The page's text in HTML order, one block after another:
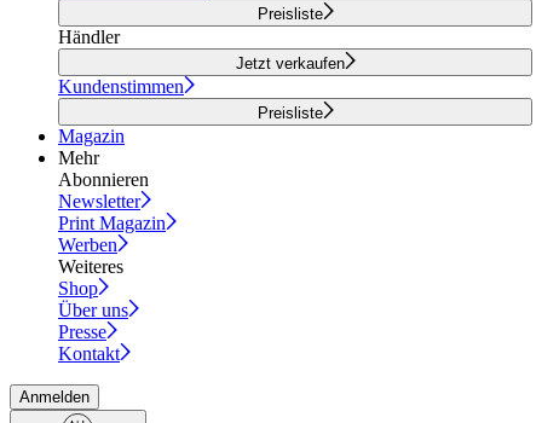
Preisliste
Händler
Jetzt verkaufen
Kundenstimmen
Preisliste
Magazin
Mehr
Abonnieren
Newsletter
Print Magazin
Werben
Weiteres
Shop
Über uns
Presse
Kontakt
Anmelden